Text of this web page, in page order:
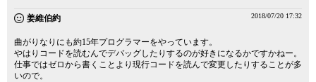
姜維伯約 2018/07/20 17:32
曲がりなりにも約15年プログラマーをやっています。
やはりコードを読むんでデバッグしたりするのが好きになるかですかねー。
仕事ではゼロから書くことより現行コードを読んで変更したりすることが多
いので。